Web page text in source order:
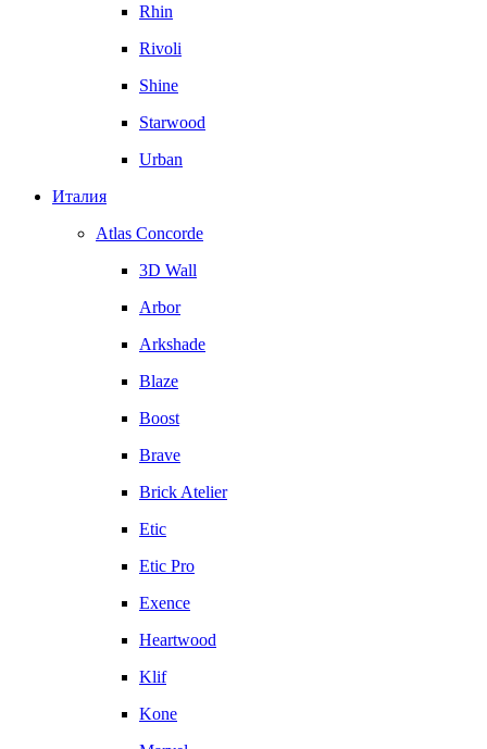
Rhin
Rivoli
Shine
Starwood
Urban
Италия
Atlas Concorde
3D Wall
Arbor
Arkshade
Blaze
Boost
Brave
Brick Atelier
Etic
Etic Pro
Exence
Heartwood
Klif
Kone